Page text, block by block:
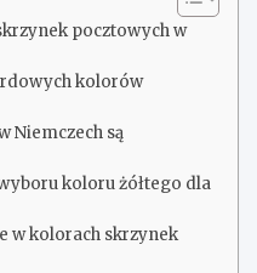
pocztowych w
kolorów
Niemczech są
koloru żółtego dla
w kolorach skrzynek